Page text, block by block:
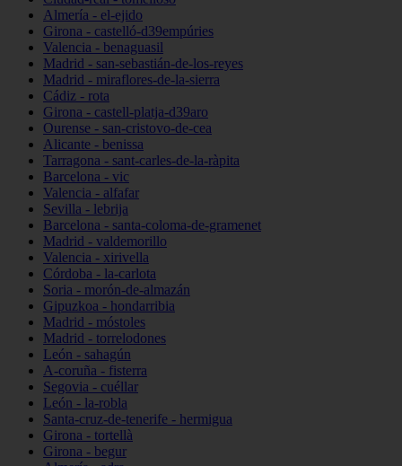
Almería - el-ejido
Girona - castelló-d39empúries
Valencia - benaguasil
Madrid - san-sebastián-de-los-reyes
Madrid - miraflores-de-la-sierra
Cádiz - rota
Girona - castell-platja-d39aro
Ourense - san-cristovo-de-cea
Alicante - benissa
Tarragona - sant-carles-de-la-ràpita
Barcelona - vic
Valencia - alfafar
Sevilla - lebrija
Barcelona - santa-coloma-de-gramenet
Madrid - valdemorillo
Valencia - xirivella
Córdoba - la-carlota
Soria - morón-de-almazán
Gipuzkoa - hondarribia
Madrid - móstoles
Madrid - torrelodones
León - sahagún
A-coruña - fisterra
Segovia - cuéllar
León - la-robla
Santa-cruz-de-tenerife - hermigua
Girona - tortellà
Girona - begur